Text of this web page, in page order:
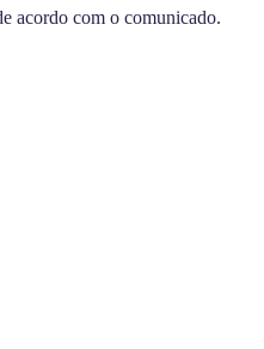
acordo com o comunicado.